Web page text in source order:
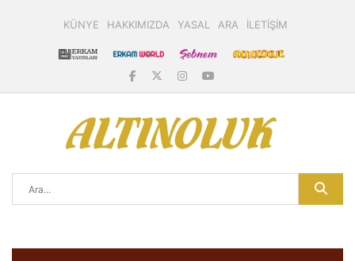
KÜNYE HAKKIMIZDA YASAL ARA İLETİŞİM